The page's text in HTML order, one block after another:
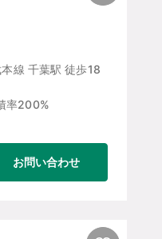
線 千葉駅 徒歩18
率200%
お問い合わせ